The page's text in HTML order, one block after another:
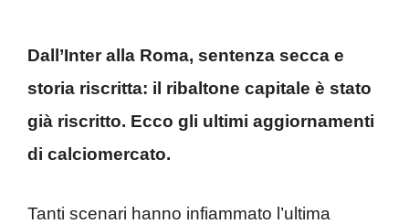
Dall’Inter alla Roma, sentenza secca e
storia riscritta: il ribaltone capitale è stato
già riscritto. Ecco gli ultimi aggiornamenti
di calciomercato.
Tanti scenari hanno infiammato l’ultima